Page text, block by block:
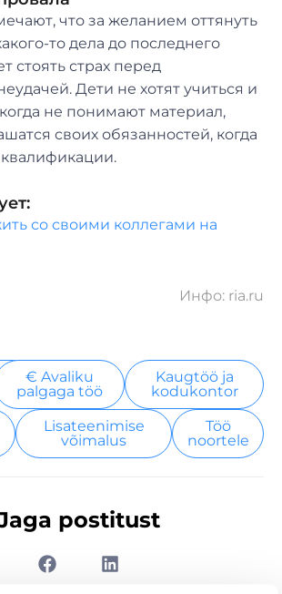
что за желанием оттянуть
то дела до последнего
стоять страх перед
Дети не хотят учиться и
не понимают материал,
своих обязанностей, когда
со своими коллегами на
Инфо: ria.ru
€ Avaliku
palgaga töö
Kaugtöö ja
kodukontor
Lisateenimise
võimalus
Töö
noortele
postitust